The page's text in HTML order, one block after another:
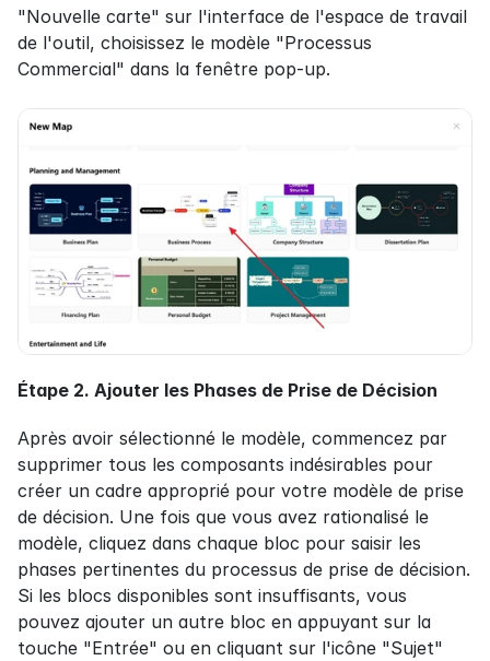
"Nouvelle carte" sur l'interface de l'espace de travail
de l'outil, choisissez le modèle "Processus
Commercial" dans la fenêtre pop-up.
Étape 2. Ajouter les Phases de Prise de Décision
Après avoir sélectionné le modèle, commencez par
supprimer tous les composants indésirables pour
créer un cadre approprié pour votre modèle de prise
de décision. Une fois que vous avez rationalisé le
modèle, cliquez dans chaque bloc pour saisir les
phases pertinentes du processus de prise de décision.
Si les blocs disponibles sont insuffisants, vous
pouvez ajouter un autre bloc en appuyant sur la
touche "Entrée" ou en cliquant sur l'icône "Sujet"